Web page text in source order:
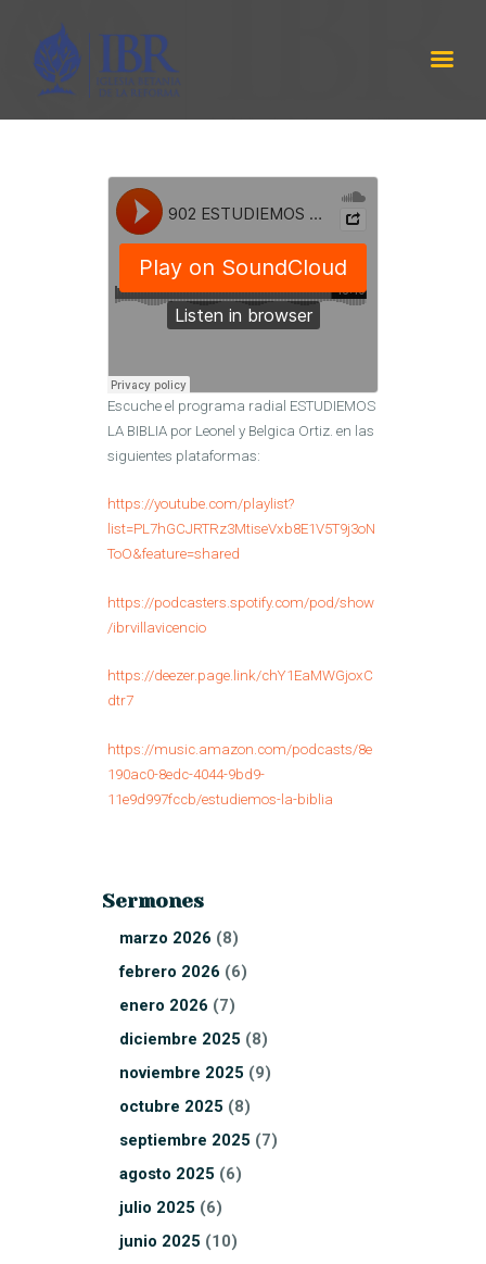
SERMÓNES
PROGRAMA RADIAL
ACERCA DE NOSOTROS
CONTÁCTANOS
EQUIPO DE TRABAJO
Escuche el programa radial ESTUDIEMOS
LA BIBLIA por Leonel y Belgica Ortiz. en las
siguientes plataformas:
https://youtube.com/playlist?
list=PL7hGCJRTRz3MtiseVxb8E1V5T9j3oN
ToO&feature=shared
https://podcasters.spotify.com/pod/show
/ibrvillavicencio
https://deezer.page.link/chY1EaMWGjoxC
dtr7
https://music.amazon.com/podcasts/8e
190ac0-8edc-4044-9bd9-
11e9d997fccb/estudiemos-la-biblia
Sermones
marzo 2026 (8)
febrero 2026 (6)
enero 2026 (7)
diciembre 2025 (8)
noviembre 2025 (9)
octubre 2025 (8)
septiembre 2025 (7)
agosto 2025 (6)
julio 2025 (6)
junio 2025 (10)